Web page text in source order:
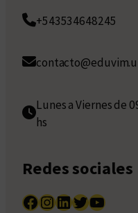
+543534648245
Lunes a Viernes de
hs
Redes sociales
Facebook InstagramLinkedIn Twitter YouTube